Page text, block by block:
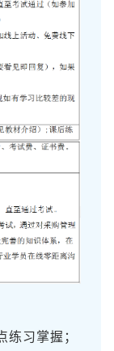
练习掌握；